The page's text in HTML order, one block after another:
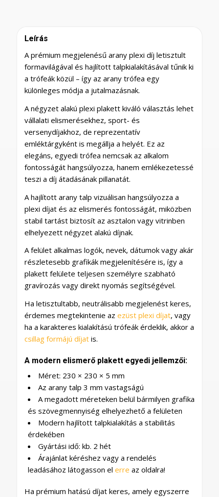
Leírás
A prémium megjelenésű arany plexi díj letisztult
formavilágával és hajlított talpkialakításával tűnik ki
a trófeák közül – így az arany trófea egy
különleges módja a jutalmazásnak.
A négyzet alakú plexi plakett kiváló választás lehet
vállalati elismerésekhez, sport- és
versenydíjakhoz, de reprezentatív
emléktárgyként is megállja a helyét. Ez az
elegáns, egyedi trófea nemcsak az alkalom
fontosságát hangsúlyozza, hanem emlékezetessé
teszi a díj átadásának pillanatát.
A hajlított arany talp vizuálisan hangsúlyozza a
plexi díjat és az elismerés fontosságát, miközben
stabil tartást biztosít az asztalon vagy vitrinben
elhelyezett négyzet alakú díjnak.
A felület alkalmas logók, nevek, dátumok vagy akár
részletesebb grafikák megjelenítésére is, így a
plakett felülete teljesen személyre szabható
gravírozás vagy direkt nyomás segítségével.
Ha letisztultabb, neutrálisabb megjelenést keres,
érdemes megtekintenie az ezüst plexi díjat, vagy
ha a karakteres kialakítású trófeák érdeklik, akkor a
csillag formájú díjatis.
A modern elismerő plakett egyedi jellemzői:
Méret: 230 × 230 × 5 mm
Az arany talp 3 mm vastagságú
A megadott méreteken belül bármilyen grafika
és szövegmennyiség elhelyezhető a felületen
Modern hajlított talpkialakítás a stabilitás
érdekében
Gyártási idő: kb. 2 hét
Árajánlat kéréshez vagy a rendelés
leadásához látogasson el erre az oldalra!
Ha prémium hatású díjat keres, amely egyszerre